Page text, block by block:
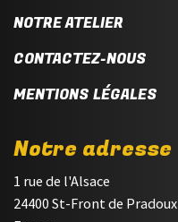
NOTRE ATELIER
CONTACTEZ-NOUS
MENTIONS LÉGALES
Notre adresse
1 rue de l'Alsace
24400 St-Front de Pradoux